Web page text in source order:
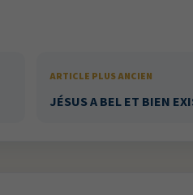
ARTICLE PLUS ANCIEN
JÉSUS A BEL ET BIEN